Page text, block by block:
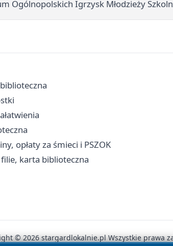
Ogólnopolskich Igrzysk Młodzieży
opłaty za śmieci i PSZOK
karta biblioteczna
© 2026 stargardlokalnie.pl Wszystkie prawa